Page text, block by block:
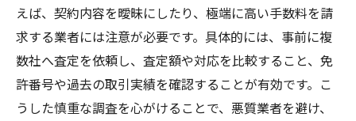
えば、契約内容を曖昧にしたり、極端に高い手数料を請
求する業者には注意が必要です。具体的には、事前に複
数社へ査定を依頼し、査定額や対応を比較すること、免
許番号や過去の取引実績を確認することが有効です。こ
うした慎重な調査を心がけることで、悪質業者を避け、